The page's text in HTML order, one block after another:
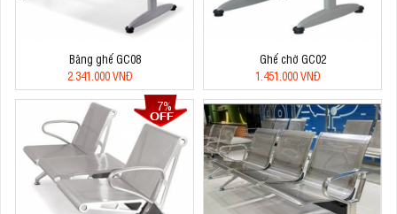
Băng ghế GC08
2.341.000 VNĐ
Ghế chờ GC02
1.451.000 VNĐ
7%